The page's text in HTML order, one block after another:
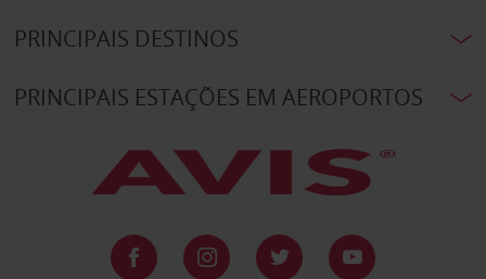
PRINCIPAIS DESTINOS
PRINCIPAIS ESTAÇÕES EM AEROPORTOS